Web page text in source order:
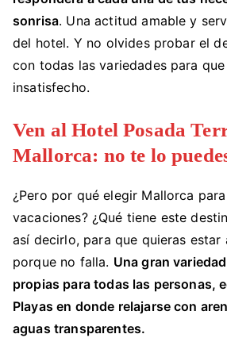
sonrisa. Una actitud amable y
del hotel. Y no olvides probar el
con todas las variedades para
insatisfecho.
Ven al Hotel Posada
Mallorca: no te lo
¿Pero por qué elegir Mallorca
vacaciones? ¿Qué tiene este
así decirlo, para que quieras estar
porque no falla. Una gran
propias para todas las personas,
Playas en donde relajarse con
aguas transparentes.